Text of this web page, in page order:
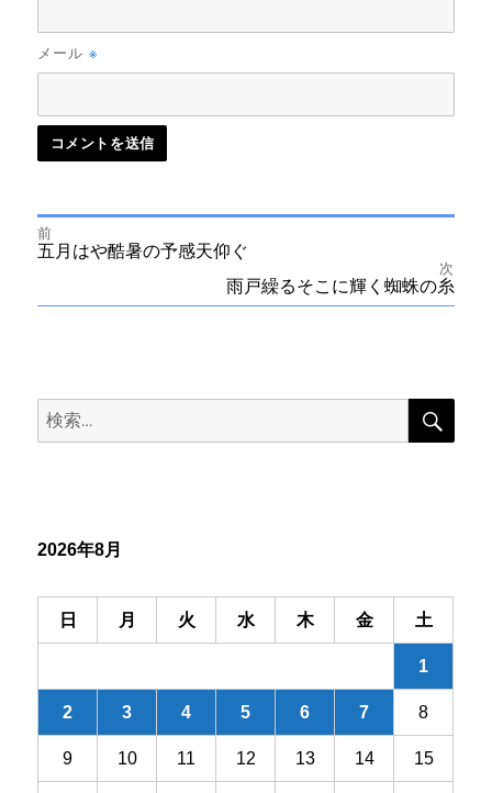
メール※
投
ゲ
ン
前
前
五月はや酷暑の予感天仰ぐ
次
雨戸繰るそこに輝く蜘蛛の糸
検
索:
検
2026年8月
日 月 火 水 木 金 土
1
2 3 4 5 6 7 8
9 10 11 12 13 14 15